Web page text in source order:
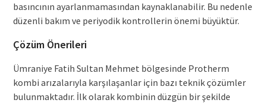
basıncının ayarlanmamasından kaynaklanabilir. Bu nedenle
düzenli bakım ve periyodik kontrollerin önemi büyüktür.
Çözüm Önerileri
Ümraniye Fatih Sultan Mehmet bölgesinde Protherm
kombi arızalarıyla karşılaşanlar için bazı teknik çözümler
bulunmaktadır. İlk olarak kombinin düzgün bir şekilde